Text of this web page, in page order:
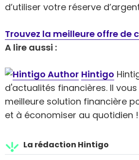
d’utiliser votre réserve
Trouvez la meilleure offre de
A lire aussi :
Hintigo
d'actualités financières. Il
meilleure solution financière
et à économiser au quotidien !
La rédaction Hintigo